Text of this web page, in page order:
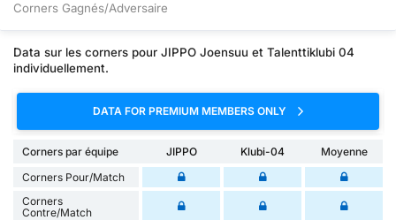
Corners Gagnés/Adversaire
Data sur les corners pour JIPPO Joensuu et Talenttiklubi 04
individuellement.
DATA FOR PREMIUM MEMBERS ONLY
Corners par équipe JIPPO Klubi-04
Moyenne
Corners Pour/Match
Corners
Contre/Match